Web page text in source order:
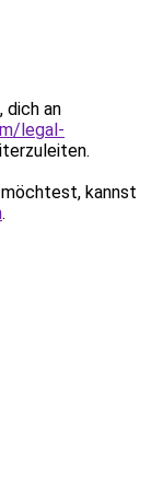
dich an
legal-
kannst
.